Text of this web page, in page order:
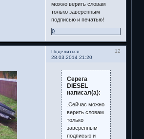
можно верить словам
только заверенным
подписью и печатью!
0
Поделиться
12
28.03.2014 21:20
Серега
DIESEL
написал(а):
.Сейчас можно
верить словам
только
заверенным
подписью и